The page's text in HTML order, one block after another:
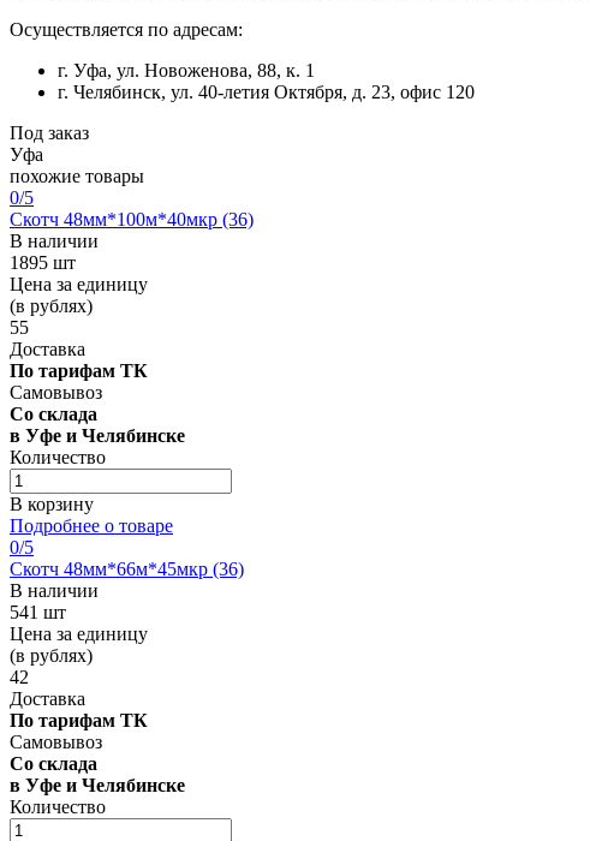
Осуществляется по адресам:
г. Уфа, ул. Новоженова, 88, к. 1
г. Челябинск, ул. 40-летия Октября, д. 23, офис 120
Под заказ
Уфа
похожие товары
0/5
Скотч 48мм*100м*40мкр (36)
В наличии
1895 шт
Цена за единицу
(в рублях)
55
Доставка
По тарифам ТК
Самовывоз
Со склада
в Уфе и Челябинске
Количество
В корзину
Подробнее о товаре
0/5
Скотч 48мм*66м*45мкр (36)
В наличии
541 шт
Цена за единицу
(в рублях)
42
Доставка
По тарифам ТК
Самовывоз
Со склада
в Уфе и Челябинске
Количество